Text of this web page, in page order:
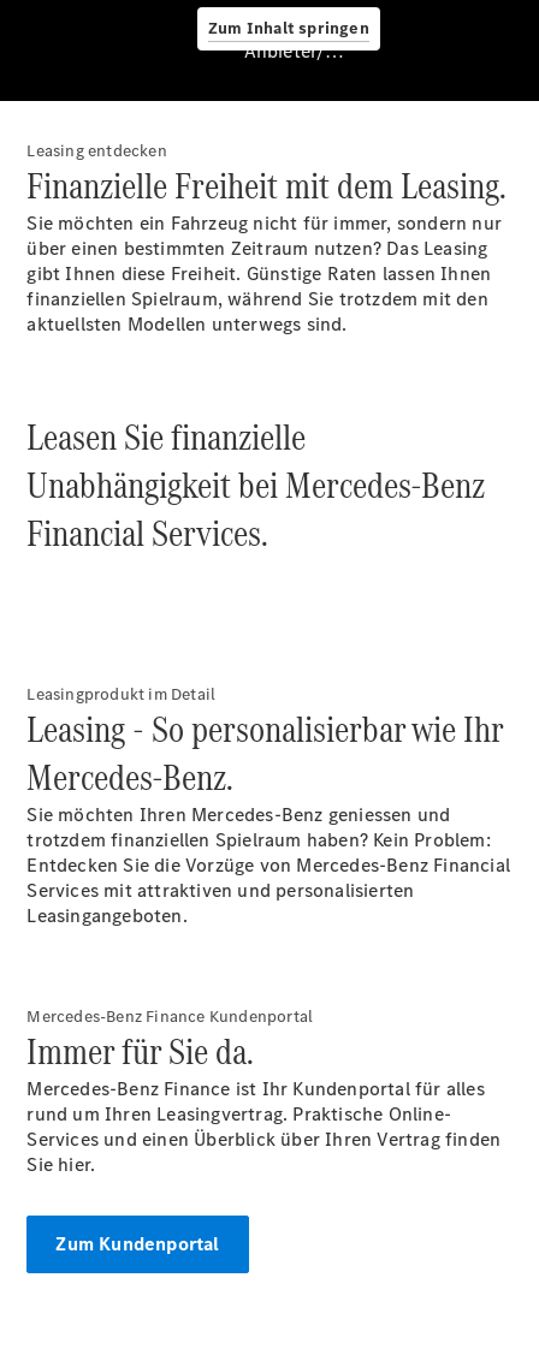
Zum Inhalt springen
Service &
Zubehör
Servicetermin
buchen
Digitale
Extras
Pannen- &
Unfallhilfe
Räder &
Reifen
Wartung,
Reparatur
Übersicht
Reparatur
Ersatzteile
Accessories
Digitale
Broschüre
Fahrzeugzubehör
Anbieter/Datenschutz
Leasing entdecken
Finanzielle Freiheit mit dem Leasing.
Sie möchten ein Fahrzeug nicht für immer, sondern nur
über einen bestimmten Zeitraum nutzen? Das Leasing
gibt Ihnen diese Freiheit. Günstige Raten lassen Ihnen
finanziellen Spielraum, während Sie trotzdem mit den
aktuellsten Modellen unterwegs sind.
Leasen Sie finanzielle
Unabhängigkeit bei Mercedes-Benz
Financial Services.
Leasingprodukt im Detail
Leasing - So personalisierbar wie Ihr
Mercedes-Benz.
Sie möchten Ihren Mercedes-Benz geniessen und
trotzdem finanziellen Spielraum haben? Kein Problem:
Entdecken Sie die Vorzüge von Mercedes-Benz Financial
Services mit attraktiven und personalisierten
Leasingangeboten.
Mercedes-Benz Finance Kundenportal
Immer für Sie da.
Mercedes-Benz Finance ist Ihr Kundenportal für alles
rund um Ihren Leasingvertrag. Praktische Online-
Services und einen Überblick über Ihren Vertrag finden
Sie hier.
Zum Kundenportal